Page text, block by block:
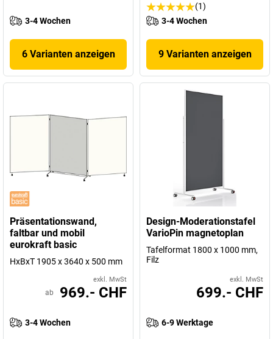
3-4 Wochen
6 Varianten anzeigen
(1)
3-4 Wochen
9 Varianten anzeigen
Präsentationswand,
faltbar und mobil
eurokraft basic
HxBxT 1905 x 3640 x 500 mm
exkl. MwSt
ab 969.- CHF
3-4 Wochen
Design-Moderationstafel
VarioPin magnetoplan
Tafelformat 1800 x 1000 mm,
Filz
exkl. MwSt
699.- CHF
6-9 Werktage